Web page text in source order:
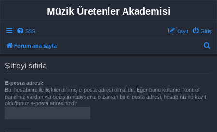
Müzik Üretenler Akademisi
SSS Giriş
Kayıt
Forum ana sayfa
Şifreyi sıfırla
E-posta adresi:
Bu, hesabınız ile ilişkilendirilmiş e-posta adresi olmalıdır. Eğer bunu kullanıcı kontrol
paneliniz yardımıyla değiştirmediyseniz o zaman bu e-posta adresi, hesabınız ile kayıt
olduğunuz e-posta adresinizdir.